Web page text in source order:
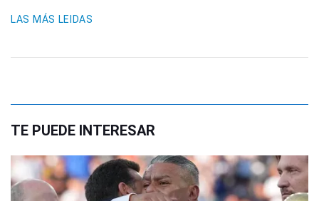
LAS MÁS LEIDAS
TE PUEDE INTERESAR